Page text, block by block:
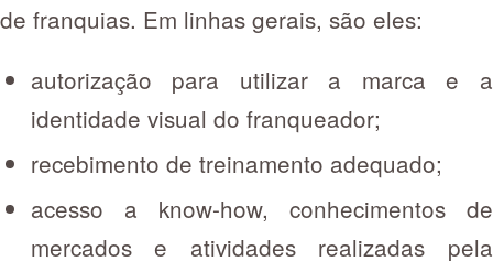
de franquias. Em linhas gerais, são eles:
autorização para utilizar a marca e a
identidade visual do franqueador;
recebimento de treinamento adequado;
acesso a know-how, conhecimentos de
mercados e atividades realizadas pela